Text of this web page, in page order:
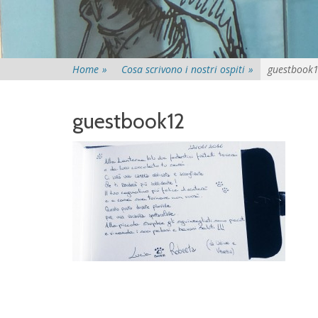
Home » Cosa scrivono i nostri ospiti »
guestbook12